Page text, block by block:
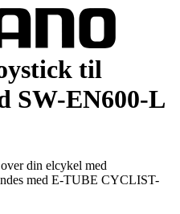
til
SW-EN600-L
din elcykel med
med E-TUBE CYCLIST-